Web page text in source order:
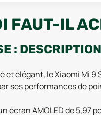
FAUT-IL
: DESCRIPTION
et élégant, le Xiaomi Mi
ses performances de
écran AMOLED de